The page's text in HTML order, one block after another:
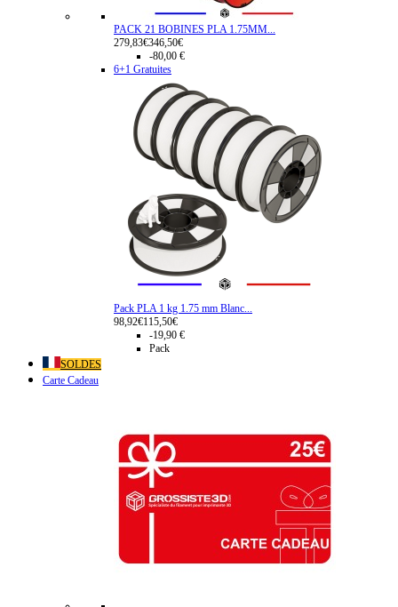
PACK 21 BOBINES PLA 1.75MM...
279,83€346,50€
-80,00 €
6+1 Gratuites
Pack PLA 1 kg 1.75 mm Blanc...
98,92€115,50€
-19,90 €
Pack
SOLDES
Carte Cadeau